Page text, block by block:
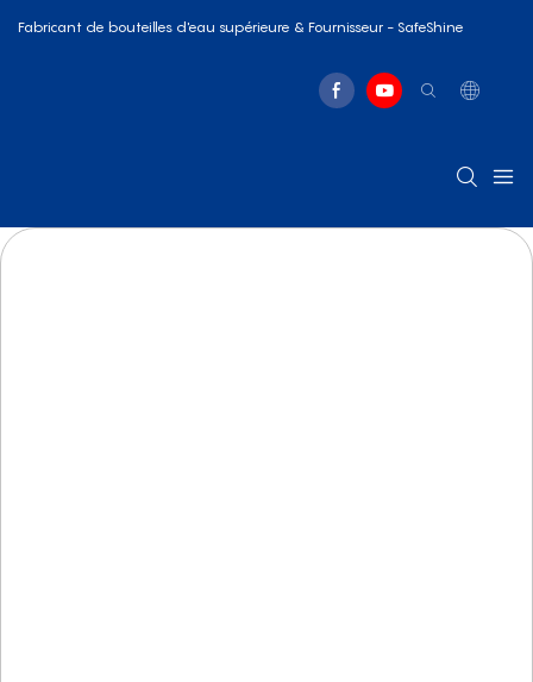
Fabricant de bouteilles d'eau supérieure & Fournisseur - SafeShine